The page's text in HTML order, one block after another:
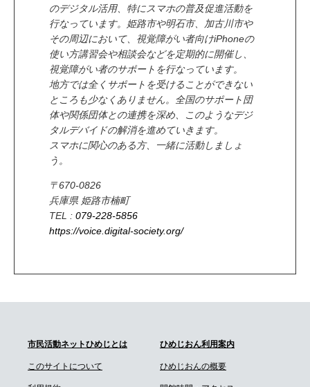
のデジタル活用、特にスマホの普及促進活動を
行なっています。姫路市や明石市、加古川市や
その周辺において、視覚障がい者向けiPhoneの
使い方講習会や相談会などを定期的に開催し、
視覚障がい者のサポートを行なっています。
地方では全くサポートを受けることができない
ところも少なくありません。全国のサポート団
体や関係団体との連携を深め、このようなデジ
タルデバイドの解消を進めていきます。
スマホに関心のある方、一緒に活動しましょ
う。
〒670-0826
兵庫県 姫路市楠町
TEL : 079-228-5856
https://voice.digital-society.org/
市民活動ネットひめじとは
このサイトについて
ひめじおん利用案内
ひめじおんの概要